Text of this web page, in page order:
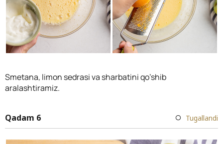
Smetana, limon sedrasi va sharbatini qo’shib
aralashtiramiz.
Qadam 6 Tugallandi